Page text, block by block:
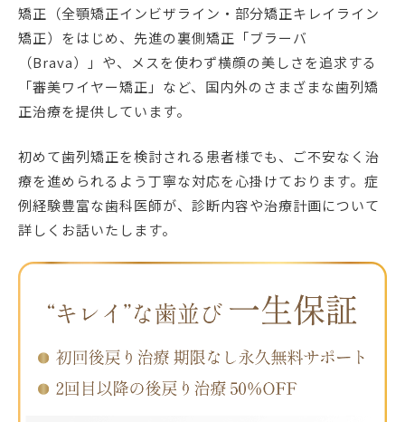
矯正（全顎矯正インビザライン・部分矯正キレイライン
矯正）をはじめ、先進の裏側矯正「ブラーバ
（Brava）」や、メスを使わず横顔の美しさを追求する
「審美ワイヤー矯正」など、国内外のさまざまな歯列矯
正治療を提供しています。
初めて歯列矯正を検討される患者様でも、ご不安なく治
療を進められるよう丁寧な対応を心掛けております。症
例経験豊富な歯科医師が、診断内容や治療計画について
詳しくお話いたします。